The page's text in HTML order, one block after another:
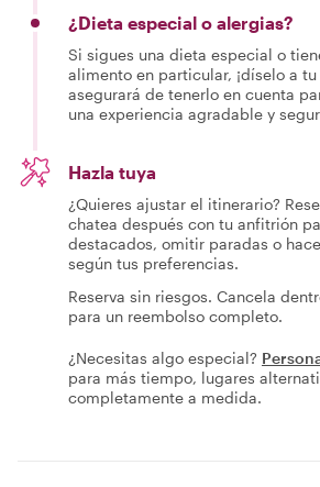
¿Dieta especial o alergias?
Si sigues una dieta especial o
alimento en particular, ¡díselo a
asegurará de tenerlo en cuenta
una experiencia agradable y
Hazla tuya
¿Quieres ajustar el itinerario?
chatea después con tu anfitrión
destacados, omitir paradas o
según tus preferencias.
Reserva sin riesgos. Cancela
para un reembolso completo.
¿Necesitas algo especial?
para más tiempo, lugares
completamente a medida.